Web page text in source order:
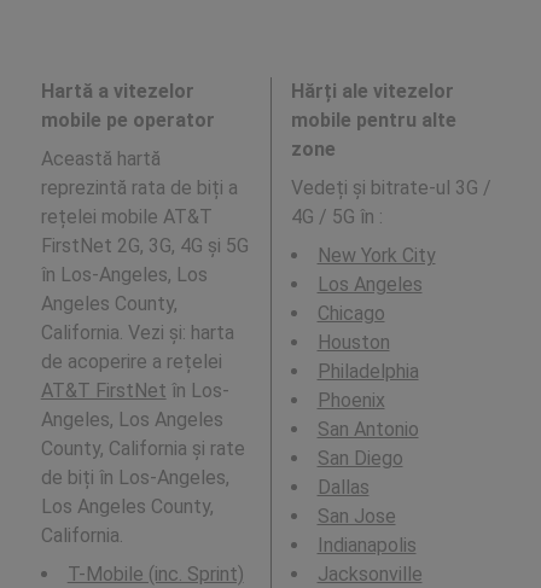
Hartă a vitezelor
mobile pe operator
Această hartă
reprezintă rata de biți a
rețelei mobile AT&T
FirstNet 2G, 3G, 4G și 5G
în Los-Angeles, Los
Angeles County,
California. Vezi și: harta
de acoperire a rețelei
AT&T FirstNet în Los-
Angeles, Los Angeles
County, California și rate
de biți în Los-Angeles,
Los Angeles County,
California.
T-Mobile (inc. Sprint)
Hărți ale vitezelor
mobile pentru alte
zone
Vedeți și bitrate-ul 3G /
4G / 5G în :
New York City
Los Angeles
Chicago
Houston
Philadelphia
Phoenix
San Antonio
San Diego
Dallas
San Jose
Indianapolis
Jacksonville